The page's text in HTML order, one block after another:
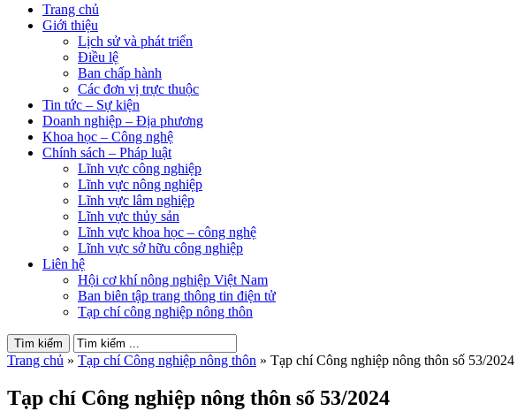
Trang chủ
Giới thiệu
Lịch sử và phát triển
Điều lệ
Ban chấp hành
Các đơn vị trực thuộc
Tin tức – Sự kiện
Doanh nghiệp – Địa phương
Khoa học – Công nghệ
Chính sách – Pháp luật
Lĩnh vực công nghiệp
Lĩnh vực nông nghiệp
Lĩnh vực lâm nghiệp
Lĩnh vực thủy sản
Lĩnh vực khoa học – công nghệ
Lĩnh vực sở hữu công nghiệp
Liên hệ
Hội cơ khí nông nghiệp Việt Nam
Ban biên tập trang thông tin điện tử
Tạp chí công nghiệp nông thôn
Trang chủ » Tạp chí Công nghiệp nông thôn » Tạp chí Công nghiệp nông thôn số 53/2024
Tạp chí Công nghiệp nông thôn số 53/2024